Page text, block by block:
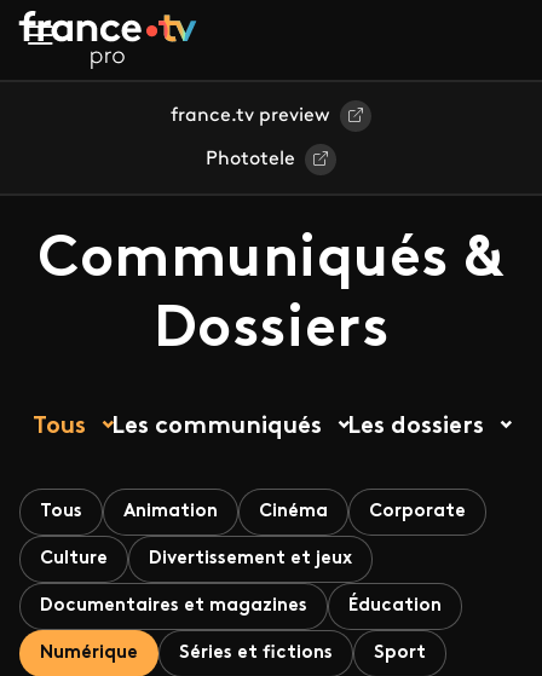
Aller au contenu principal
france.tv preview
Phototele
Communiqués &
Dossiers
Tous Les communiqués Les dossiers
Tous Animation Cinéma Corporate
Culture Divertissement et jeux
Documentaires et magazines Éducation
Numérique Séries et fictions Sport